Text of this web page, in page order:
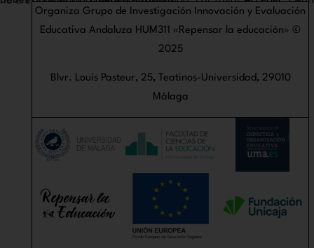
Organiza Grupo de Investigación Innovación y Evaluación
Educativa Andaluza HUM311 «Repensar la educación» ©
2025
Blvr. Louis Pasteur, 25, Teatinos-Universidad, 29010
Málaga